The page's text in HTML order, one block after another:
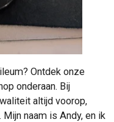
Ontdek onze
onderaan. Bij
altijd voorop,
naam is Andy, en ik